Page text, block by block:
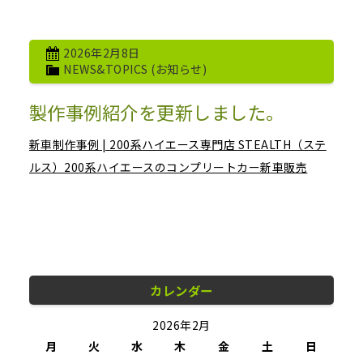
2026年2月8日
NEWS&TOPICS (お知らせ)
製作事例紹介を更新しました。
新車制作事例 | 200系ハイエース専門店 STEALTH（ステ
ルス）200系ハイエースのコンプリートカー新車販売
カレンダー
2026年2月
月
火 水 木 金 土
日